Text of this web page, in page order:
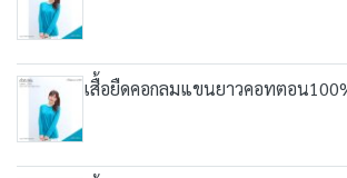
เสื้อยืดคอกลมแขนยาวคอทตอน